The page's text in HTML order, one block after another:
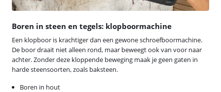
Boren in steen en tegels: klopboormachine
Een klopboor is krachtiger dan een gewone schroefboormachine.
De boor draait niet alleen rond, maar beweegt ook van voor naar
achter. Zonder deze kloppende beweging maak je geen gaten in
harde steensoorten, zoals baksteen.
Boren in hout